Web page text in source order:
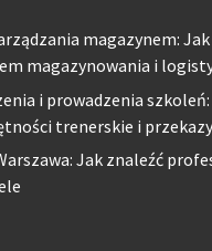
magazynem:
magazynowania i
i prowadzenia
trenerskie i
Jak znaleźć